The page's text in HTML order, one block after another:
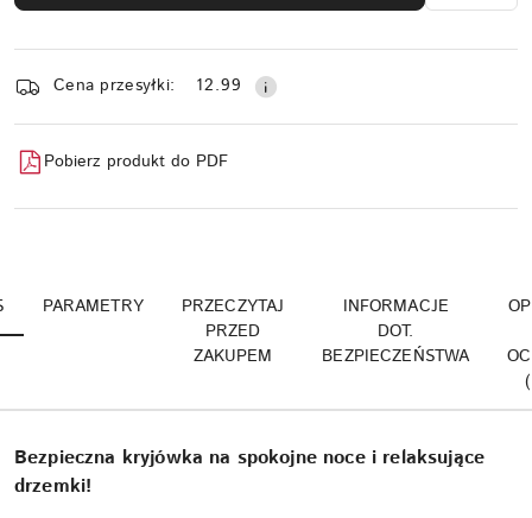
i
dostawa
Cena przesyłki: 12.99
Pobierz produkt do PDF
PARAMETRY
PRZECZYTAJ
PRZED
ZAKUPEM
INFORMACJE
DOT.
BEZPIECZEŃSTWA
Bezpieczna kryjówka na spokojne noce i relaksujące
drzemki!